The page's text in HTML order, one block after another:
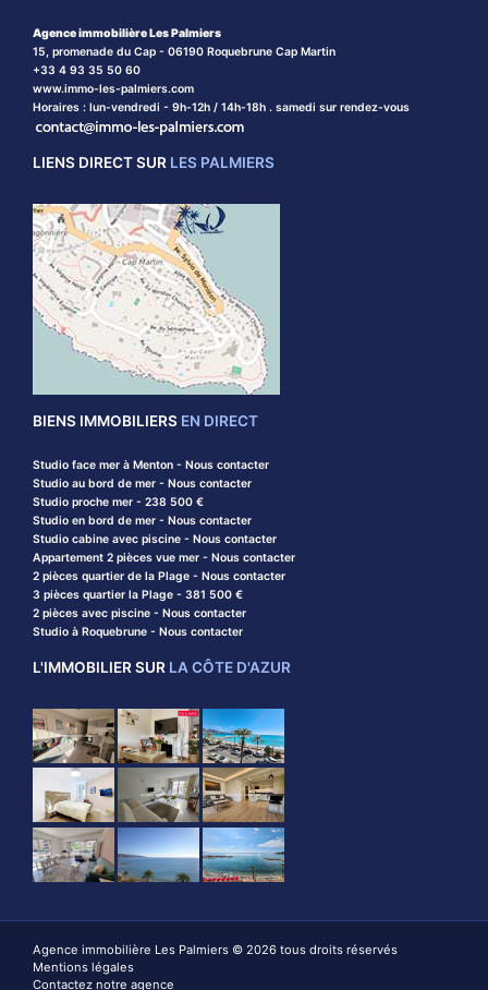
Agence immobilière Les Palmiers
15, promenade du Cap - 06190 Roquebrune Cap Martin
+33 4 93 35 50 60
www.immo-les-palmiers.com
Horaires : lun-vendredi - 9h-12h / 14h-18h . samedi sur rendez-vous
LIENS DIRECT SUR LES PALMIERS
BIENS IMMOBILIERS EN DIRECT
Studio face mer à Menton - Nous contacter
Studio au bord de mer - Nous contacter
Studio proche mer - 238 500 €
Studio en bord de mer - Nous contacter
Studio cabine avec piscine - Nous contacter
Appartement 2 pièces vue mer - Nous contacter
2 pièces quartier de la Plage - Nous contacter
3 pièces quartier la Plage - 381 500 €
2 pièces avec piscine - Nous contacter
Studio à Roquebrune - Nous contacter
L'IMMOBILIER SUR LA CÔTE D'AZUR
Agence immobilière Les Palmiers © 2026 tous droits réservés
Mentions légales
Contactez notre agence